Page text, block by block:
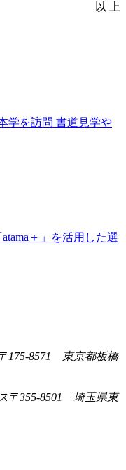
以 上
学を訪問 書道見学や
＋」を活用した選
〒175-8571 東京都板橋
〒355-8501 埼玉県東